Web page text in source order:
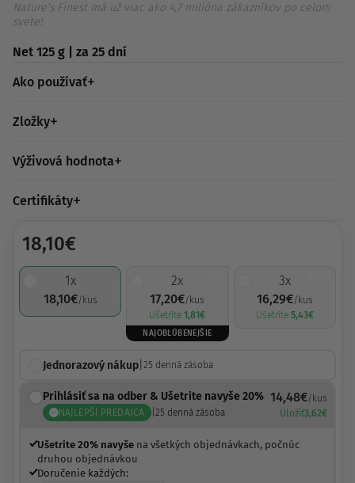
Nature’s Finest má už viac ako 4,7 milióna zákazníkov po celom
svete!
Net 125 g | za 25 dní
Ako používať
Zložky
Výživová hodnota
Certifikáty
18,10€
1x
18,10€/kus
2x
17,20€/kus
Ušetríte1,81€
NAJOBĽÚBENEJŠIE
3x
16,29€/kus
Ušetríte 5,43€
Jednorazový nákup| 25 denná zásoba
Prihlásiť sa na odber & Ušetrite navyše 20%
NAJLEPŠÍ PREDAJCA | 25 denná zásoba
14,48€/kus
Uložiť3,62€
Ušetrite 20% navyšena všetkých objednávkach, počnúc
druhou objednávkou
Doručenie každých: